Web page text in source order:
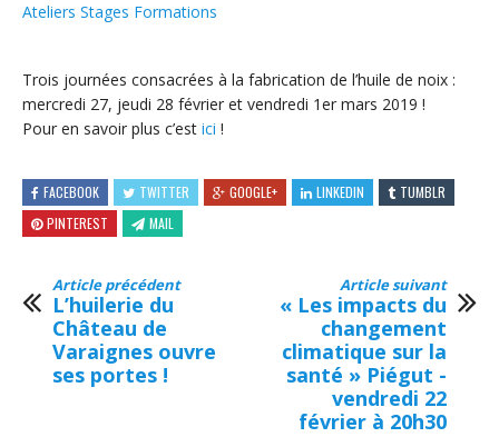
Ateliers Stages Formations
Trois journées consacrées à la fabrication de l’huile de noix :
mercredi 27, jeudi 28 février et vendredi 1er mars 2019 !
Pour en savoir plus c’est ici !
FACEBOOK TWITTER GOOGLE+ LINKEDIN
TUMBLR
PINTEREST
MAIL
Article précédent
L’huilerie du
Château de
Varaignes ouvre
ses portes !
Article suivant
« Les impacts du
changement
climatique sur la
santé » Piégut -
vendredi 22
février à 20h30